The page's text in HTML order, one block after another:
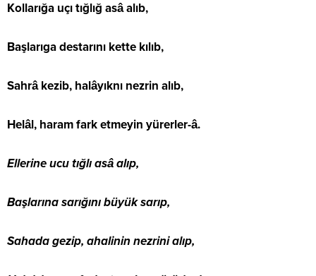
Kollarığa uçı tığlığ asâ alıb,
Başlarıga destarını kette kılıb,
Sahrâ kezib, halâyıknı nezrin alıb,
Helâl, haram fark etmeyin yürerler-â.
Ellerine ucu tığlı asâ alıp,
Başlarına sarığını büyük sarıp,
Sahada gezip, ahalinin nezrini alıp,